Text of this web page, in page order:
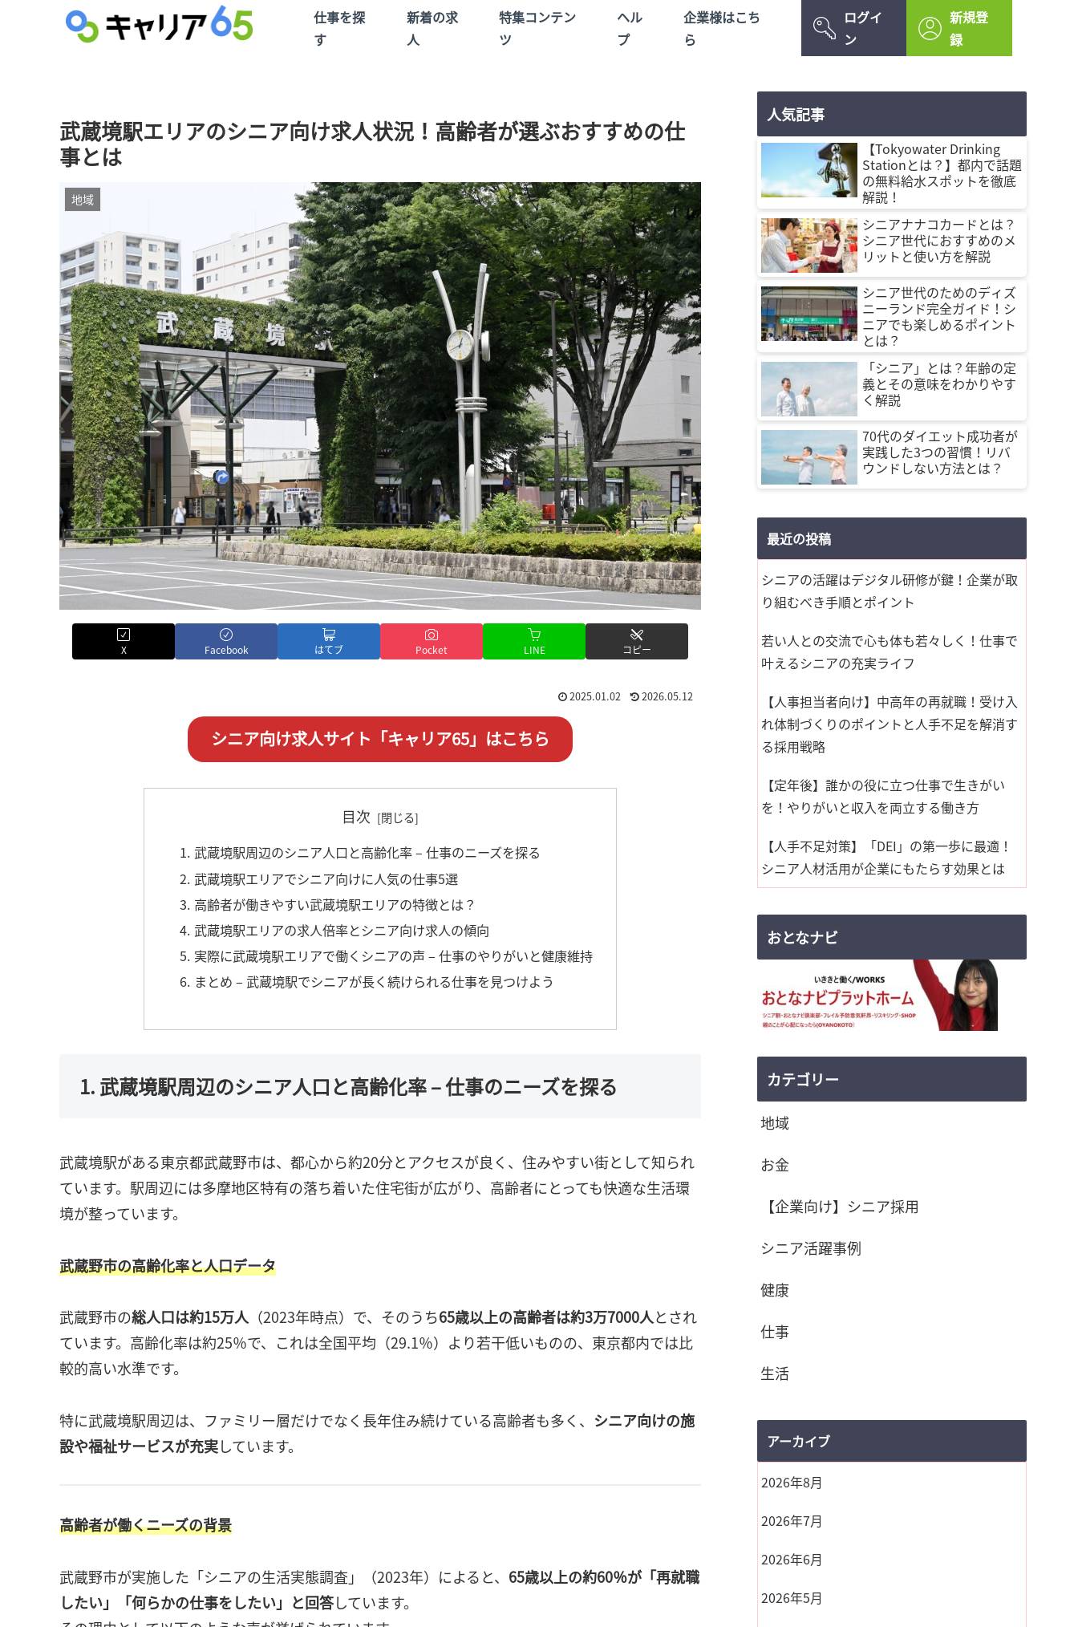
仕事を探
す
新着の求
人
特集コンテン
ツ
ヘル
プ
企業様はこち
ら
ログイ
ン
新規登
録
武蔵境駅エリアのシニア向け求人状況！高齢者が選ぶおすすめの仕
事とは
地域
X Facebook はてブ Pocket LINE コピー
2025.01.02 2026.05.12
シニア向け求人サイト「キャリア65」はこちら
目次
1. 武蔵境駅周辺のシニア人口と高齢化率 – 仕事のニーズを探る
2. 武蔵境駅エリアでシニア向けに人気の仕事5選
3. 高齢者が働きやすい武蔵境駅エリアの特徴とは？
4. 武蔵境駅エリアの求人倍率とシニア向け求人の傾向
5. 実際に武蔵境駅エリアで働くシニアの声 – 仕事のやりがいと健康維持
6. まとめ – 武蔵境駅でシニアが長く続けられる仕事を見つけよう
1. 武蔵境駅周辺のシニア人口と高齢化率 – 仕事のニーズを探る
武蔵境駅がある東京都武蔵野市は、都心から約20分とアクセスが良く、住みやすい街として知られ
ています。駅周辺には多摩地区特有の落ち着いた住宅街が広がり、高齢者にとっても快適な生活環
境が整っています。
武蔵野市の高齢化率と人口データ
武蔵野市の総人口は約15万人 （2023年時点）で、そのうち65歳以上の高齢者は約3万7000人とされ
ています。高齢化率は約25％で、これは全国平均（29.1％）より若干低いものの、東京都内では比
較的高い水準です。
特に武蔵境駅周辺は、ファミリー層だけでなく長年住み続けている高齢者も多く、 シニア向けの施
設や福祉サービスが充実しています。
高齢者が働くニーズの背景
武蔵野市が実施した「シニアの生活実態調査」（2023年）によると、 65歳以上の約60％が「再就職
したい」「何らかの仕事をしたい」と回答しています。
人気記事
【Tokyowater Drinking
Stationとは？】都内で話題
の無料給水スポットを徹底
解説！
シニアナナコカードとは？
シニア世代におすすめのメ
リットと使い方を解説
シニア世代のためのディズ
ニーランド完全ガイド！シ
ニアでも楽しめるポイント
とは？
「シニア」とは？年齢の定
義とその意味をわかりやす
く解説
70代のダイエット成功者が
実践した3つの習慣！リバ
ウンドしない方法とは？
最近の投稿
シニアの活躍はデジタル研修が鍵！企業が取
り組むべき手順とポイント
若い人との交流で心も体も若々しく！仕事で
叶えるシニアの充実ライフ
【人事担当者向け】中高年の再就職！受け入
れ体制づくりのポイントと人手不足を解消す
る採用戦略
【定年後】誰かの役に立つ仕事で生きがい
を！やりがいと収入を両立する働き方
【人手不足対策】「DEI」の第一歩に最適！
シニア人材活用が企業にもたらす効果とは
おとなナビ
カテゴリー
地域
お金
【企業向け】シニア採用
シニア活躍事例
健康
仕事
生活
アーカイブ
2026年8月
2026年7月
2026年6月
2026年5月